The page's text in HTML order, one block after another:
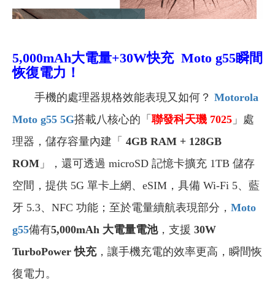
5,000mAh大電量+30W快充 Moto g55瞬間
恢復電力！
手機的處理器規格效能表現又如何？ Motorola
Moto g55 5G搭載八核心的「 聯發科天璣 7025 」處
理器，儲存容量內建「 4GB RAM + 128GB
ROM 」，還可透過 microSD 記憶卡擴充 1TB 儲存
空間，提供 5G 單卡上網、eSIM，具備 Wi-Fi 5、藍
牙 5.3、NFC 功能；至於電量續航表現部分， Moto
g55備有5,000mAh 大電量電池，支援 30W
TurboPower 快充，讓手機充電的效率更高，瞬間恢
復電力。